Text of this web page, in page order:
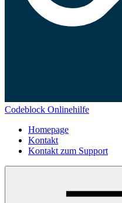
Codeblock Onlinehilfe
Homepage
Kontakt
Kontakt zum Support